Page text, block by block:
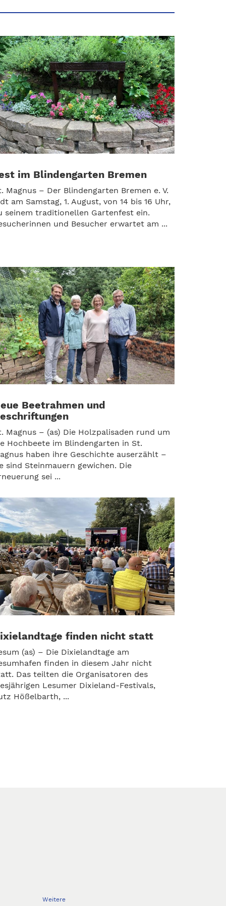
im Blindengarten Bremen
Magnus – Der Blindengarten Bremen e. V.
am Samstag, 1. August, von 14 bis 16 Uhr,
seinem traditionellen Gartenfest ein.
und Besucher erwartet am ...
Beetrahmen und
Magnus – (as) Die Holzpalisaden rund um
Hochbeete im Blindengarten in St.
haben ihre Geschichte auserzählt –
sind Steinmauern gewichen. Die
sei ...
finden nicht statt
(as) – Die Dixielandtage am
finden in diesem Jahr nicht
Das teilten die Organisatoren des
Lesumer Dixieland-Festivals,
Hößelbarth, ...
Weitere